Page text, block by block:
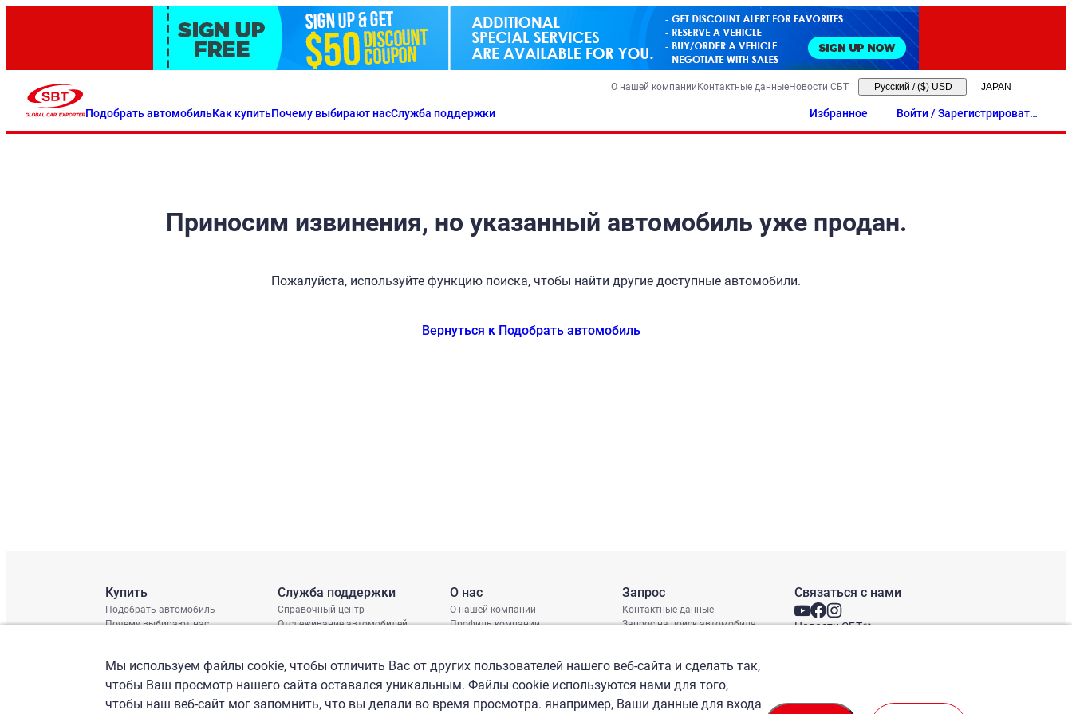
Подобрать автомобильКак купитьПочему выбирают насСлужба поддержки
О нашей компанииКонтактные данныеНовости СБТ Русский / ($) USD
Избранное
Войти / Зарегистрировать
ся
Приносим извинения, но указанный автомобиль уже продан.
Пожалуйста, используйте функцию поиска, чтобы найти другие доступные автомобили.
Вернуться к Подобрать автомобиль
Купить
Подобрать автомобиль
Почему выбирают нас
Служба поддержки
Справочный центр
Отслеживание автомобилей
График доставки
Проверка шасси
О нас
О нашей компании
Профиль компании
Запрос
Контактные данные
Запрос на поиск автомобиля
Связаться с нами
Новости СБТ
Мы используем файлы cookie, чтобы отличить Вас от других пользователей нашего веб-сайта и сделать так,
чтобы Ваш просмотр нашего сайта оставался уникальным. Файлы cookie используются нами для того,
чтобы наш веб-сайт мог запомнить, что вы делали во время просмотра. янапример, Ваши данные для входа